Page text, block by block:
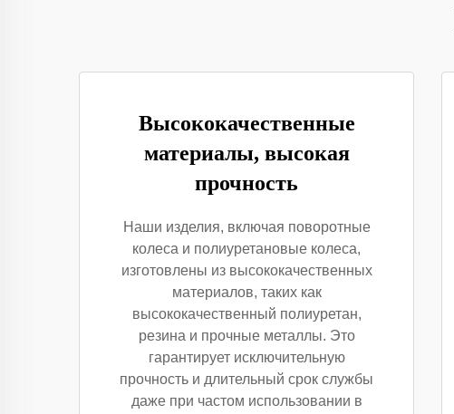
Высококачественные
материалы, высокая
прочность
Наши изделия, включая поворотные
колеса и полиуретановые колеса,
изготовлены из высококачественных
материалов, таких как
высококачественный полиуретан,
резина и прочные металлы. Это
гарантирует исключительную
прочность и длительный срок службы
даже при частом использовании в